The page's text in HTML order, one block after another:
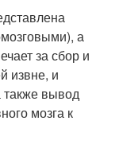
а
за сбор и
извне, и
также вывод
мозга к